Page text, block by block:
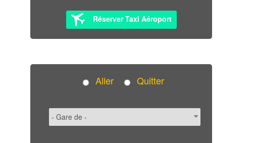
Réserver Taxi Aéroport
Aller Quitter